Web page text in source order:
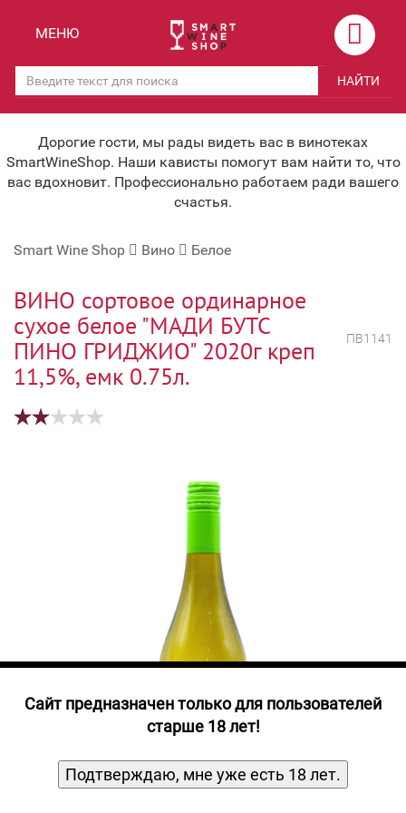
Скидки
Мероприятия
Корпоративным клиентам
Под заказ
Бонусная система
Наша команда
关于我们
Вино крепленое
Вино игристое и Шампанское
Вино безалкогольное
Бренди, Коньяк, Арманьяк
Виски и Бурбон
Пиво и слабоалк. напитки
Ликер
Прочие алкогольные напитки
МЕНЮ
НАЙТИ
Дорогие гости, мы рады видеть вас в винотеках
SmartWineShop. Наши кависты помогут вам найти то, что
вас вдохновит. Профессионально работаем ради вашего
счастья.
Smart Wine Shop Вино Белое
ВИНО сортовое ординарное
сухое белое "МАДИ БУТС
ПИНО ГРИДЖИО" 2020г креп
11,5%, емк 0.75л.
ПВ1141
Cайт предназначен только для пользователей
старше 18 лет!
Подтверждаю, мне уже есть 18 лет.